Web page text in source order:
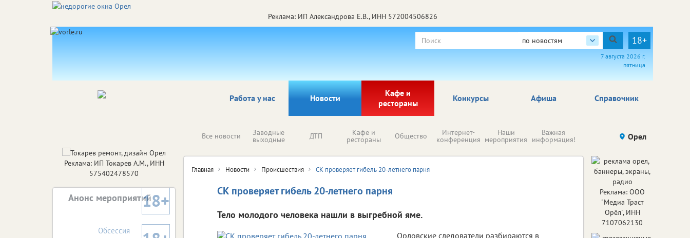
Реклама: ИП Александрова Е.В., ИНН 572004506826
по новостям 18+
7 августа 2026 г.
пятница
Работа у нас Новости
Кафе и
рестораны
Афиша Справочник
Конкурсы
Все новости Заводные
выходные ДТП Кафе и
рестораны Общество Интернет-
конференция
Наши
мероприятия
Важная
информация! Происшествия Здоровье
Орел
Главная Новости Происшествия СК проверяет гибель 20-летнего парня
СК проверяет гибель 20-летнего парня
Тело молодого человека нашли в выгребной яме.
Орловские следователи разбираются в
Реклама: ИП Токарев А.М., ИНН
575402478570
Анонс мероприятий18+
Обсессия
Реклама: ООО
"Медиа Траст
Орёл", ИНН
7107062130